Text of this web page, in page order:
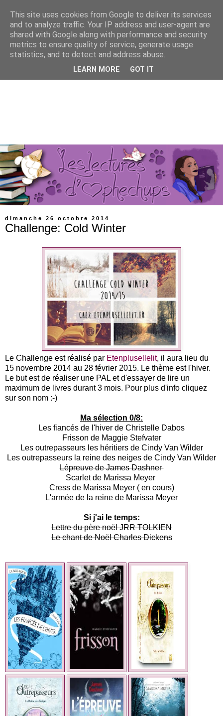
dimanche 26 octobre 2014
Challenge: Cold Winter
Le Challenge est réalisé par Etenplusellelit, il aura lieu du
15 novembre 2014 au 28 février 2015. Le thème est l'hiver.
Le but est de réaliser une PAL et d'essayer de lire un
maximum de livres durant 3 mois. Pour plus d'info cliquez
sur son nom :-)
Ma sélection 0/8:
Les fiancés de l'hiver de Christelle Dabos
Frisson de Maggie Stefvater
Les outrepasseurs les héritiers de Cindy Van Wilder
Les outrepasseurs la reine des neiges de Cindy Van Wilder
Lépreuve de James Dashner
Scarlet de Marissa Meyer
Cress de Marissa Meyer ( en cours)
L'armée de la reine de Marissa Meyer
Si j'ai le temps:
Lettre du père noël JRR TOLKIEN
Le chant de Noël Charles Dickens
This site uses cookies from Google to deliver its services
and to analyze traffic. Your IP address and user-agent are
shared with Google along with performance and security
metrics to ensure quality of service, generate usage
statistics, and to detect and address abuse.
LEARN MORE GOT IT